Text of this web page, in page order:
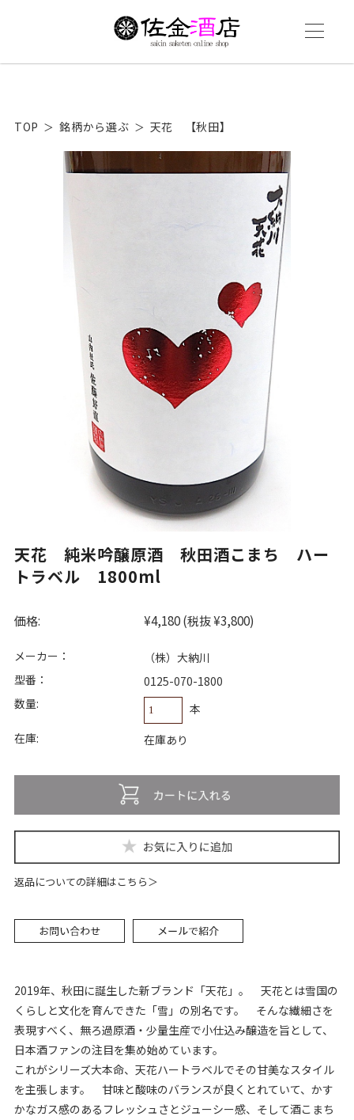
TOP 銘柄から選ぶ 天花 【秋田】
天花 純米吟醸原酒 秋田酒こまち ハー
トラベル 1800ml
価格: ¥4,180(税抜 ¥3,800)
メーカー：
（株）大納川
型番：
0125-070-1800
数量:
本
在庫:
在庫あり
返品についての詳細はこちら
2019年、秋田に誕生した新ブランド「天花」。 天花とは雪国の
くらしと文化を育んできた「雪」の別名です。 そんな繊細さを
表現すべく、無ろ過原酒・少量生産で小仕込み醸造を旨として、
日本酒ファンの注目を集め始めています。
これがシリーズ大本命、天花ハートラベルでその甘美なスタイル
を主張します。 甘味と酸味のバランスが良くとれていて、かす
かなガス感のあるフレッシュさとジューシー感、そして酒こまち